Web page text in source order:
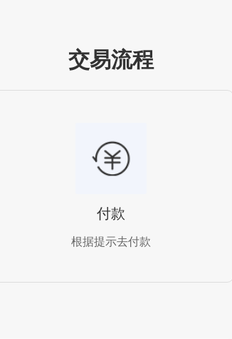
交易流程
付款
根据提示去付款